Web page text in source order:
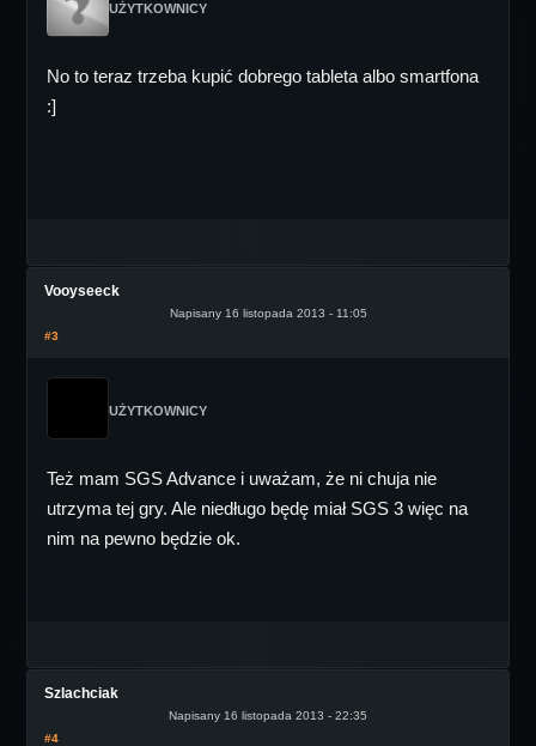
UŻYTKOWNICY
No to teraz trzeba kupić dobrego tableta albo smartfona
:]
Vooyseeck
Napisany 16 listopada 2013 - 11:05
#3
UŻYTKOWNICY
Też mam SGS Advance i uważam, że ni chuja nie
utrzyma tej gry. Ale niedługo będę miał SGS 3 więc na
nim na pewno będzie ok.
Szlachciak
Napisany 16 listopada 2013 - 22:35
#4